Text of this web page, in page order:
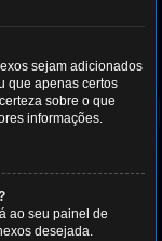
sejam adicionados
que apenas certos
sobre o que
informações.
ao seu painel de
desejada.